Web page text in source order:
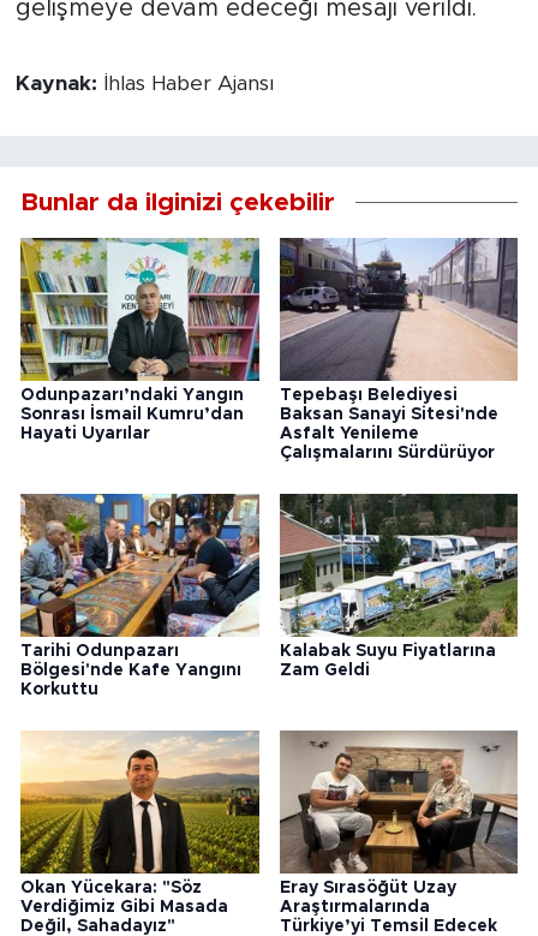
gelişmeye devam edeceği mesajı verildi.
Kaynak: İhlas Haber Ajansı
Bunlar da ilginizi çekebilir
Odunpazarı’ndaki Yangın
Sonrası İsmail Kumru’dan
Hayati Uyarılar
Tepebaşı Belediyesi
Baksan Sanayi Sitesi'nde
Asfalt Yenileme
Çalışmalarını Sürdürüyor
Tarihi Odunpazarı
Bölgesi'nde Kafe Yangını
Korkuttu
Kalabak Suyu Fiyatlarına
Zam Geldi
Okan Yücekara: "Söz
Verdiğimiz Gibi Masada
Değil, Sahadayız"
Eray Sırasöğüt Uzay
Araştırmalarında
Türkiye’yi Temsil Edecek